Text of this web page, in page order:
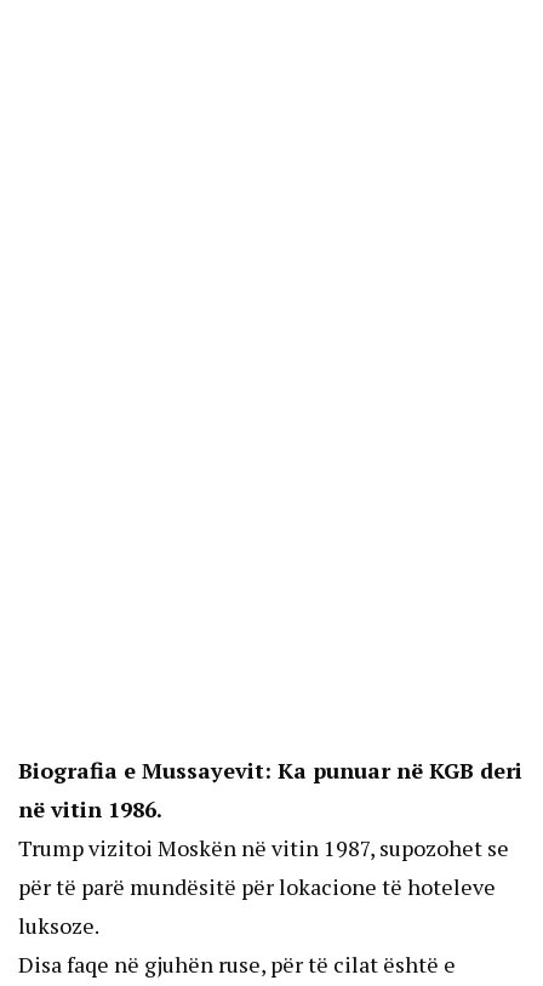
Biografia e Mussayevit: Ka punuar në KGB deri
në vitin 1986.
Trump vizitoi Moskën në vitin 1987, supozohet se
për të parë mundësitë për lokacione të hoteleve
luksoze.
Disa faqe në gjuhën ruse, për të cilat është e